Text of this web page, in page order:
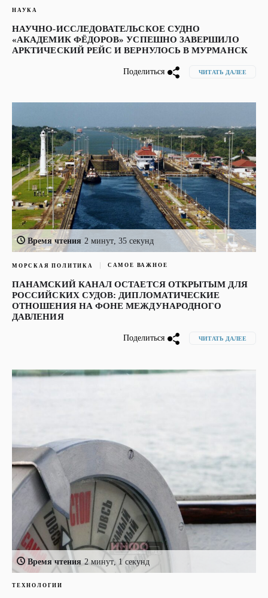
НАУКА
НАУЧНО-ИССЛЕДОВАТЕЛЬСКОЕ СУДНО
«АКАДЕМИК ФЁДОРОВ» УСПЕШНО ЗАВЕРШИЛО
АРКТИЧЕСКИЙ РЕЙС И ВЕРНУЛОСЬ В МУРМАНСК
Поделиться ЧИТАТЬ ДАЛЕЕ
Время чтения 2 минут, 35 секунд
МОРСКАЯ ПОЛИТИКА САМОЕ ВАЖНОЕ
ПАНАМСКИЙ КАНАЛ ОСТАЕТСЯ ОТКРЫТЫМ ДЛЯ
РОССИЙСКИХ СУДОВ: ДИПЛОМАТИЧЕСКИЕ
ОТНОШЕНИЯ НА ФОНЕ МЕЖДУНАРОДНОГО
ДАВЛЕНИЯ
Поделиться ЧИТАТЬ ДАЛЕЕ
Время чтения 2 минут, 1 секунд
ТЕХНОЛОГИИ